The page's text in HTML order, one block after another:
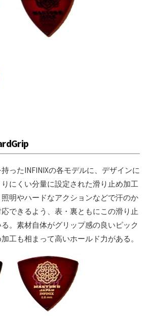
ったINFINIXの各モデルに、デザインに
にくい分量に設定された滑り止め加工
明やハードなアクションなどで汗のか
できるよう、表・裏ともにこの滑り止
。素材自体がグリップ感の良いピック
工も相まって高いホールド力がある。